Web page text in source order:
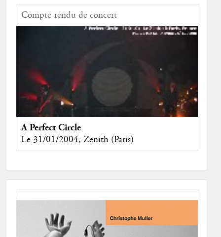
Compte-rendu de concert
A Perfect Circle
Le 31/01/2004, Zenith (Paris)